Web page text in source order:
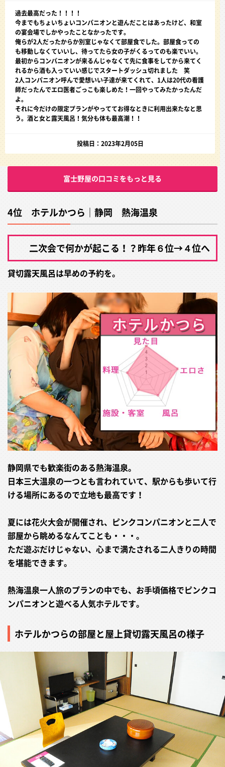
過去最高だった！！！！
今までもちょいちょいコンパニオンと遊んだことはあったけど、和室
の宴会場でしかやったことなかったです。
俺らが2人だったからか別室じゃなくて部屋食でした。部屋食っての
も移動しなくていいし、待ってたら女の子がくるってのも楽でいい。
最初からコンパニオンが来るんじゃなくて先に食事をしてから来てく
れるから酒も入っていい感じでスタートダッシュ切れました 笑
2人コンパニオン呼んで愛想いい子達が来てくれて、1人は20代の看護
師だったんでエロ医者ごっこも楽しめた！一回やってみたかったんだ
よ。
それに今だけの限定プランがやっててお得なときに利用出来たなと思
う。酒と女と露天風呂！気分も体も最高潮！！
投稿日：2023年2月05日
富士野屋の口コミをもっと見る
4位 ホテルかつら｜静岡 熱海温泉
二次会で何かが起こる！？昨年６位→４位へ
貸切露天風呂は早めの予約を。
静岡県でも歓楽街のある熱海温泉。
日本三大温泉の一つとも言われていて、駅からも歩いて行
ける場所にあるので立地も最高です！
夏には花火大会が開催され、ピンクコンパニオンと二人で
部屋から眺めるなんてことも・・・。
ただ遊ぶだけじゃない、心まで満たされる二人きりの時間
を堪能できます。
熱海温泉一人旅のプランの中でも、お手頃価格でピンクコ
ンパニオンと遊べる人気ホテルです。
ホテルかつらの部屋と屋上貸切露天風呂の様子